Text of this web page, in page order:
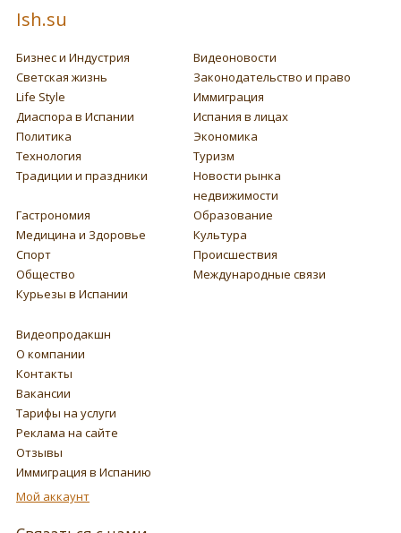
Ish.su
Бизнес и Индустрия
Видеоновости
Светская жизнь
Законодательство и право
Life Style
Иммиграция
Диаспора в Испании
Испания в лицах
Политика
Экономика
Технология
Туризм
Традиции и праздники
Новости рынка
недвижимости
Гастрономия
Образование
Медицина и Здоровье
Культура
Спорт
Происшествия
Общество
Международные связи
Курьезы в Испании
Видеопродакшн
О компании
Контакты
Вакансии
Тарифы на услуги
Реклама на сайте
Отзывы
Иммиграция в Испанию
Мой аккаунт